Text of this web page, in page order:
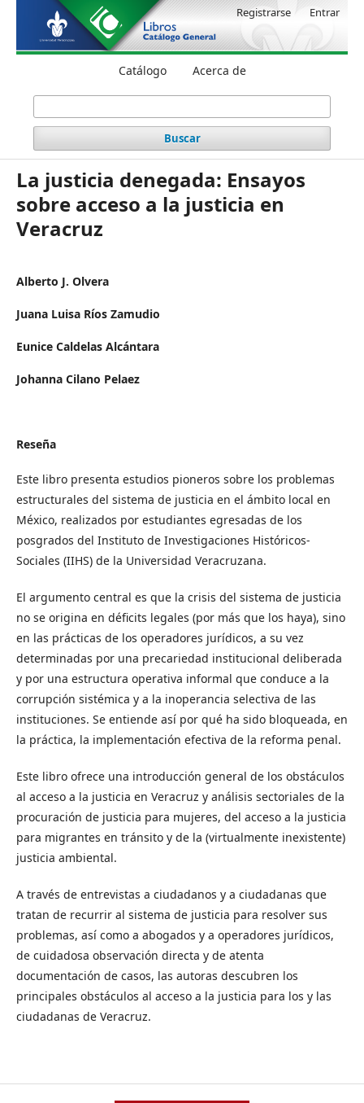
Catálogo Acerca de
Buscar
Registrarse Entrar
La justicia denegada: Ensayos
sobre acceso a la justicia en
Veracruz
Alberto J. Olvera
Juana Luisa Ríos Zamudio
Eunice Caldelas Alcántara
Johanna Cilano Pelaez
Reseña
Este libro presenta estudios pioneros sobre los problemas
estructurales del sistema de justicia en el ámbito local en
México, realizados por estudiantes egresadas de los
posgrados del Instituto de Investigaciones Históricos-
Sociales (IIHS) de la Universidad Veracruzana.
El argumento central es que la crisis del sistema de justicia
no se origina en déficits legales (por más que los haya), sino
en las prácticas de los operadores jurídicos, a su vez
determinadas por una precariedad institucional deliberada
y por una estructura operativa informal que conduce a la
corrupción sistémica y a la inoperancia selectiva de las
instituciones. Se entiende así por qué ha sido bloqueada, en
la práctica, la implementación efectiva de la reforma penal.
Este libro ofrece una introducción general de los obstáculos
al acceso a la justicia en Veracruz y análisis sectoriales de la
procuración de justicia para mujeres, del acceso a la justicia
para migrantes en tránsito y de la (virtualmente inexistente)
justicia ambiental.
A través de entrevistas a ciudadanos y a ciudadanas que
tratan de recurrir al sistema de justicia para resolver sus
problemas, así como a abogados y a operadores jurídicos,
de cuidadosa observación directa y de atenta
documentación de casos, las autoras descubren los
principales obstáculos al acceso a la justicia para los y las
ciudadanas de Veracruz.